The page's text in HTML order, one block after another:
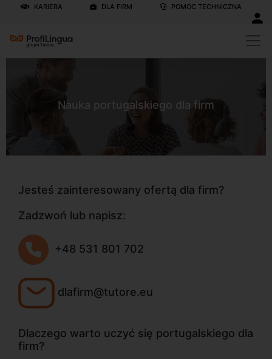
KARIERA DLA FIRM POMOC TECHNICZNA
Nauka portugalskiego dla firm
Jesteś zainteresowany ofertą dla firm?
Zadzwoń lub napisz:
+48 531 801 702
dlafirm@tutore.eu
Dlaczego warto uczyć się portugalskiego dla
firm?